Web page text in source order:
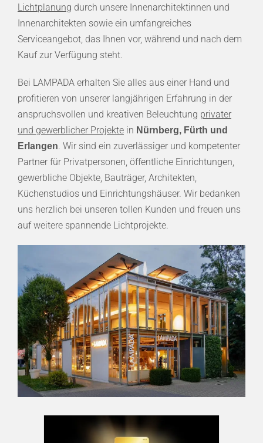
Lichtplanung durch unsere Innenarchitektinnen und
Innenarchitekten sowie ein umfangreiches
Serviceangebot, das Ihnen vor, während und nach dem
Kauf zur Verfügung steht.
Bei LAMPADA erhalten Sie alles aus einer Hand und
profitieren von unserer langjährigen Erfahrung in der
anspruchsvollen und kreativen Beleuchtung privater
und gewerblicher Projektein Nürnberg, Fürth und
Erlangen. Wir sind ein zuverlässiger und kompetenter
Partner für Privatpersonen, öffentliche Einrichtungen,
gewerbliche Objekte, Bauträger, Architekten,
Küchenstudios und Einrichtungshäuser. Wir bedanken
uns herzlich bei unseren tollen Kunden und freuen uns
auf weitere spannende Lichtprojekte.